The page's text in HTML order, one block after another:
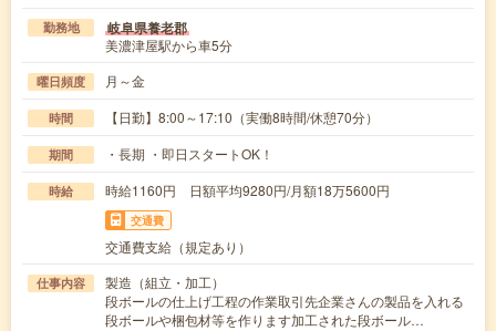
勤務地 岐阜県養老郡
美濃津屋駅から車5分
曜日頻度 月～金
時間 【日勤】8:00～17:10（実働8時間/休憩70分）
期間 ・長期 ・即日スタートOK！
時給 時給1160円 日額平均9280円/月額18万5600円
交通費
交通費支給（規定あり）
仕事内容
製造（組立・加工）
段ボールの仕上げ工程の作業取引先企業さんの製品を入れる
段ボールや梱包材等を作ります加工された段ボール…